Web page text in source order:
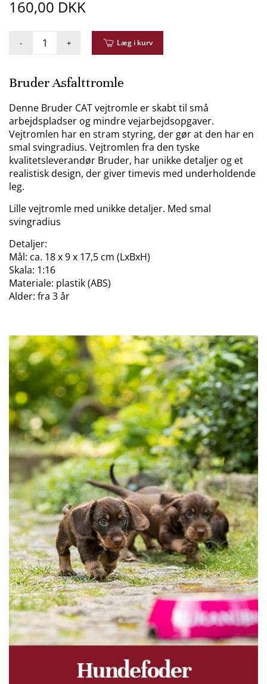
160,00 DKK
- + Læg i kurv
Bruder Asfalttromle
Denne Bruder CAT vejtromle er skabt til små
arbejdspladser og mindre vejarbejdsopgaver.
Vejtromlen har en stram styring, der gør at den har en
smal svingradius. Vejtromlen fra den tyske
kvalitetsleverandør Bruder, har unikke detaljer og et
realistisk design, der giver timevis med underholdende
leg.
Lille vejtromle med unikke detaljer. Med smal
svingradius
Detaljer:
Mål: ca. 18 x 9 x 17,5 cm (LxBxH)
Skala: 1:16
Materiale: plastik (ABS)
Alder: fra 3 år